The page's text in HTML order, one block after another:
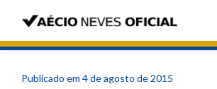
Publicado em 4 de agosto de 2015